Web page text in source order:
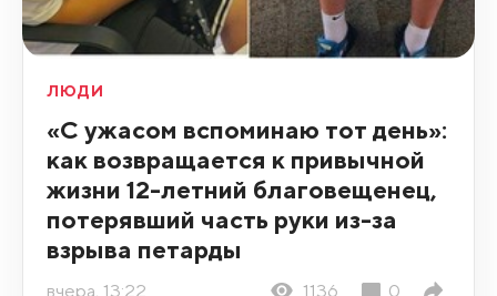
ЛЮДИ
«С ужасом вспоминаю тот день»:
как возвращается к привычной
жизни 12-летний благовещенец,
потерявший часть руки из-за
взрыва петарды
вчера, 13:22 1136 0